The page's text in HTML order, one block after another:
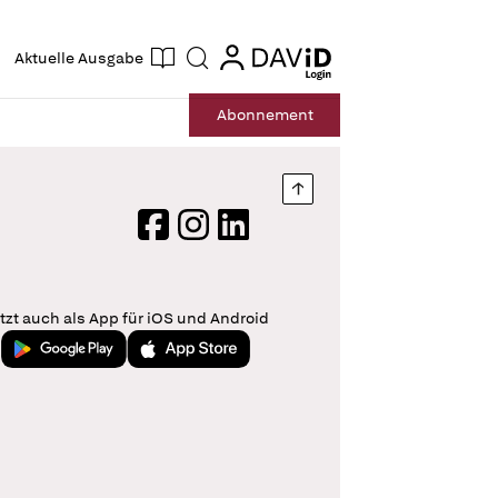
Aktuelle Ausgabe Suche login
login
Abonnement
Nach oben springen
FacebookInstagram
LinkedIn
auch als App für iOS und Android
Jetzt bei Google PlayLaden im App Store